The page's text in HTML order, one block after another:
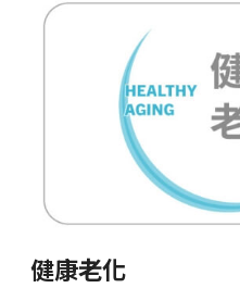
健康老化